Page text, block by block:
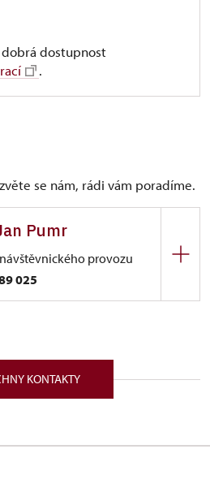
dostupnost
.
se nám, rádi vám poradíme.
Pumr
provozu
025
KONTAKTY